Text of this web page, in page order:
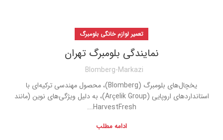
تعمیر لوازم خانگی بلومبرگ
نمایندگی بلومبرگ تهران
Blomberg-Markazi
یخچال‌های بلومبرگ (Blomberg)، محصول مهندسی ترکیه‌ای با
استانداردهای اروپایی (Arçelik Group)، به دلیل ویژگی‌های نوین (مانند
HarvestFresh...
ادامه مطلب